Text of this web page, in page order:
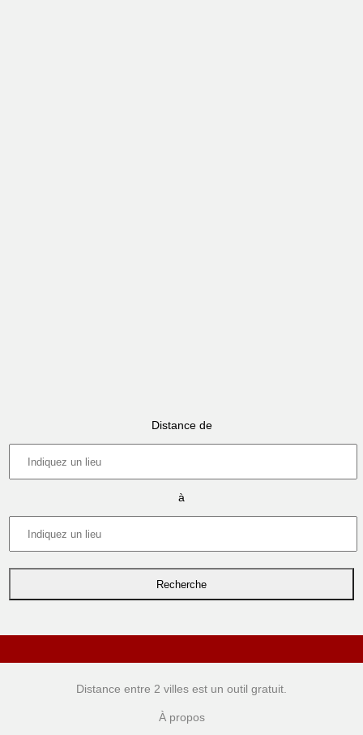
Distance de
à
Distance entre 2 villes est un outil gratuit.
À propos